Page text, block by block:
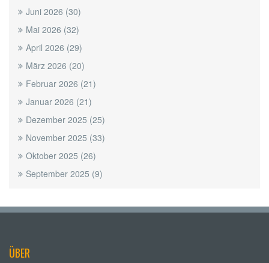
Juni 2026 (30)
Mai 2026 (32)
April 2026 (29)
März 2026 (20)
Februar 2026 (21)
Januar 2026 (21)
Dezember 2025 (25)
November 2025 (33)
Oktober 2025 (26)
September 2025 (9)
ÜBER